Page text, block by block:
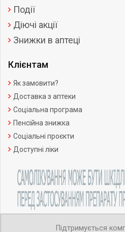
Події
Діючі акції
Знижки в аптеці
Клієнтам
Як замовити?
Доставка з аптеки
Соціальна програма
Пенсійна знижка
Соціальні проєкти
Доступні ліки
Підтримується